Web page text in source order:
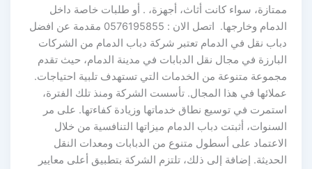
ممتازة، سواء كانت أثاث، أجهزة، . أو طلبات خاصة داخل
الدمام وخارجها. اتصل الان : 0576195855 مقدمة عن افضل
دباب نقل في الدمام تعتبر شركة دباب الدمام من الشركات
البارزة في مجال نقل الدبابات في مدينة الدمام، حيث تقدم
مجموعة متنوعة من الخدمات التي تستهدف تلبية احتياجات.
عملائها في هذا المجال. تأسست الشركة ومنذ تلك الفترة،
استمرت في توسيع نطاق خدماتها وزيادة كفاءتها. على مر
السنوات، أثبتت دباب الدمام ميزاتها التنافسية من خلال
الاعتماد على أسطول متنوع من الدبابات ومعدات النقل
الحديثة. إضافة إلى ذلك، تلتزم الشركة بتطبيق أعلى معايير